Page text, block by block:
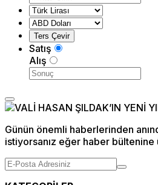
Satış
Alış
Günün önemli haberlerinden
istiyorsanız eğer haber bültenine